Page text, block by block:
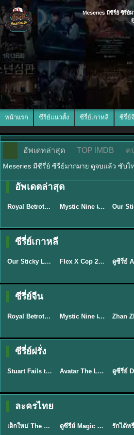
Meseries มีซีรี่ย์ ซีรี่ย์
หน้าแรก ซีรีย์แนวตั้ง ซีรี่ย์เกาหลี ซีรี่ย์
อัพเดทล่าสุด TOP IMDB ค
Meseries มีซีรี่ย์ ซีรี่ย์มากมาย ดูจบแล้ว ซับไ
อัพเดตล่าสุด
★9
ซับไทย
Royal Betrothal (2026) สัญญาวิวาห์แห่งราชวงศ์ พากย์ไทย ซับไทย EP1-32 ★9
พากย์ไทย/ซับ
Mystic Nine เก้าสกุล (2026) พากย์ไทย ซับไทย EP.1-30 ★6
ซีรี่ย์เกาหลี
★6
ซับไทย
Our Sticky Love รักติดหนึบ (2026) พากย์ไทย ซับไทย EP.1-12 ★8 Flex X Cop 2 คุณชายสายสืบ ซีซั่น 2 (2026) พากย์ไทย ซับไทย EP.1-14 ★8
ซีรี่ย์จีน
★9
ซับไทย
Royal Betrothal (2026) สัญญาวิวาห์แห่งราชวงศ์ พากย์ไทย ซับไทย EP1-32 ★9 Mystic Nine เก้าสกุล (2026) พากย์ไทย ซับไทย EP.1-30 ★5
ซีรี่ย์ฝรั่ง
★9.3
พากย์ไทย
Stuart Fails to Save the Universe สจ๊วตล่มแผนกู้จักรวาล (2026) พากย์ไทย ซับไทย EP.1-10 ★7.8 EP.7Avatar The Last Airbender 2 เณรน้อยเจ้าอภินิหาร พากย์ไทย
ละครไทย
★ 8 EP.6
พากย์ไทย
เด็กใหม่ The Reset 2026 EP1-6 พากย์ไทย ดูซีรี่ย์ Netflix ล่าสุด HD ดูซีรีย์ Magic Move (2026) ทำนายทายรัก Thai EP.1-10 HD